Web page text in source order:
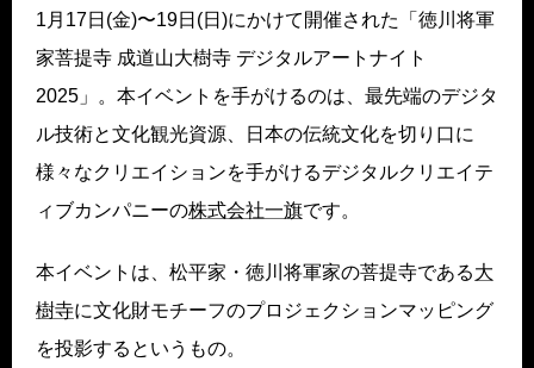
1月17日(金)〜19日(日)にかけて開催された「徳川将軍
家菩提寺 成道山大樹寺 デジタルアートナイト
2025」。本イベントを手がけるのは、最先端のデジタ
ル技術と文化観光資源、日本の伝統文化を切り口に
様々なクリエイションを手がけるデジタルクリエイテ
ィブカンパニーの株式会社一旗です。
本イベントは、松平家・徳川将軍家の菩提寺である大
樹寺に文化財モチーフのプロジェクションマッピング
を投影するというもの。